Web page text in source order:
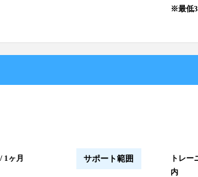
※最低
1ヶ月 サポート範囲
トレ
内